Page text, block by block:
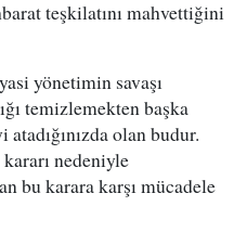
teşkilatını mahvettiğini
yönetimin savaşı
temizlemekten başka
olan budur.
nedeniyle
bu karara karşı mücadele